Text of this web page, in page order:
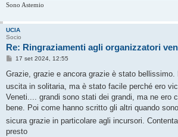
Sono Astemio
UCIA
Socio
Re: Ringraziamenti agli organizzatori
M
s
a
g
i
17 set 2024, 12:55
Grazie, grazie e ancora grazie è stato bellissimo.
uscita in solitaria, ma è stato facile perché ero
Veneti.... grandi sono stati dei grandi, ma ne ero
bene. Poi come hanno scritto gli altri quando
sicura grazie in particolare agli incursori.
presto